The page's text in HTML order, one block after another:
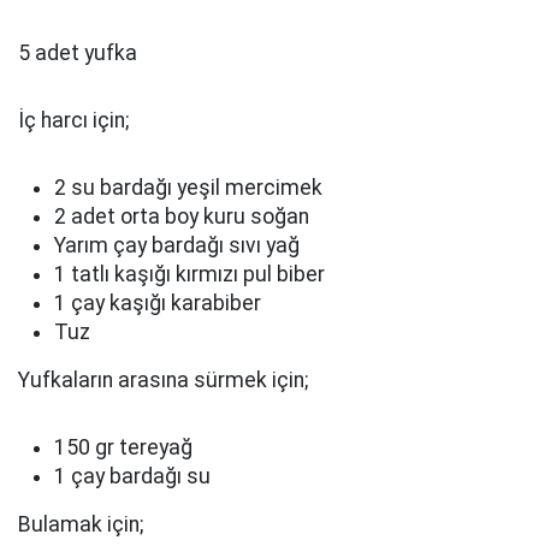
5 adet yufka
İç harcı için;
2 su bardağı yeşil mercimek
2 adet orta boy kuru soğan
Yarım çay bardağı sıvı yağ
1 tatlı kaşığı kırmızı pul biber
1 çay kaşığı karabiber
Tuz
Yufkaların arasına sürmek için;
150 gr tereyağ
1 çay bardağı su
Bulamak için;